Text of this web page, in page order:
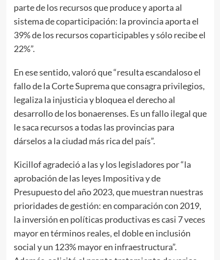
parte de los recursos que produce y aporta al
sistema de coparticipación: la provincia aporta el
39% de los recursos coparticipables y sólo recibe el
22%”.
En ese sentido, valoró que “resulta escandaloso el
fallo de la Corte Suprema que consagra privilegios,
legaliza la injusticia y bloquea el derecho al
desarrollo de los bonaerenses. Es un fallo ilegal que
le saca recursos a todas las provincias para
dárselos a la ciudad más rica del país”.
Kicillof agradeció a las y los legisladores por “la
aprobación de las leyes Impositiva y de
Presupuesto del año 2023, que muestran nuestras
prioridades de gestión: en comparación con 2019,
la inversión en políticas productivas es casi 7 veces
mayor en términos reales, el doble en inclusión
social y un 123% mayor en infraestructura”.